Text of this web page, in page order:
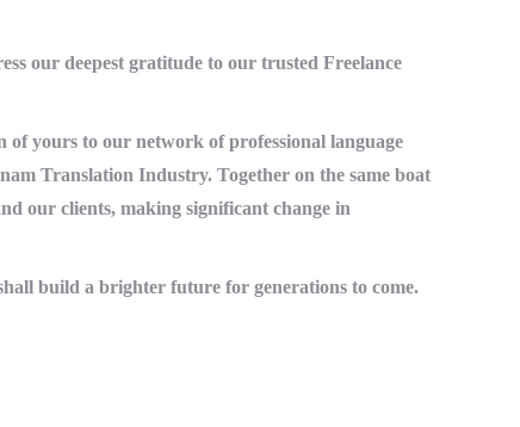
our deepest gratitude to our trusted Freelance
of yours to our network of professional language
Translation Industry. Together on the same boat
our clients, making significant change in
build a brighter future for generations to come.